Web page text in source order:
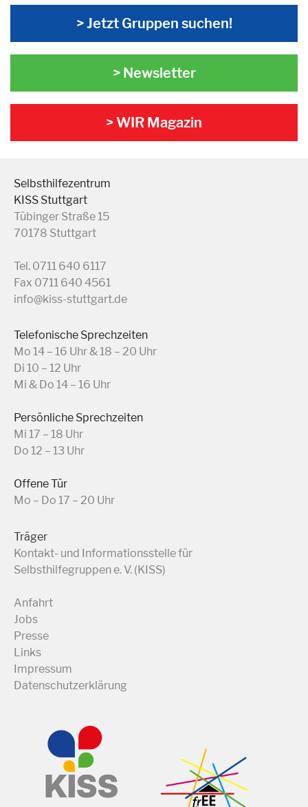
> Jetzt Gruppen suchen!
> Newsletter
> WIR Magazin
Selbsthilfezentrum
KISS Stuttgart
Tübinger Straße 15
70178 Stuttgart
Tel. 0711 640 6117
Fax 0711 640 4561
info@kiss-stuttgart.de
Telefonische Sprechzeiten
Mo 14 – 16 Uhr & 18 – 20 Uhr
Di 10 – 12 Uhr
Mi & Do 14 – 16 Uhr
Persönliche Sprechzeiten
Mi 17 – 18 Uhr
Do 12 – 13 Uhr
Offene Tür
Mo – Do 17 – 20 Uhr
Träger
Kontakt- und Informationsstelle für
Selbsthilfegruppen e. V. (KISS)
Anfahrt
Jobs
Presse
Links
Impressum
Datenschutzerklärung